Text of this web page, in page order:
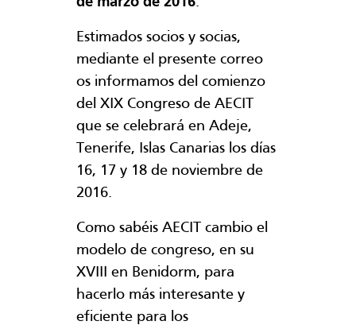
Estimados socios y socias,
mediante el presente correo
os informamos del comienzo
del XIX Congreso de AECIT
que se celebrará en Adeje,
Tenerife, Islas Canarias los días
16, 17 y 18 de noviembre de
2016.
Como sabéis AECIT cambio el
modelo de congreso, en su
XVIII en Benidorm, para
hacerlo más interesante y
eficiente para los